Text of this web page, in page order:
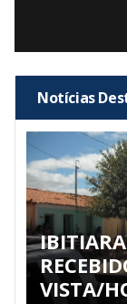
Notícias
VISTA/